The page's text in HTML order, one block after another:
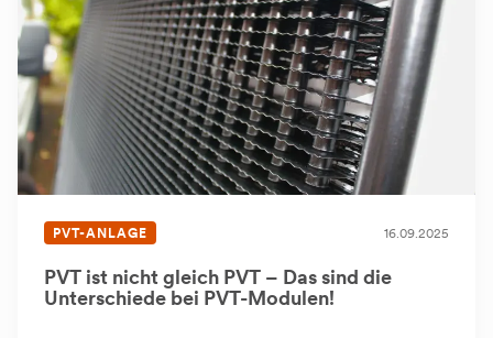
PVT-ANLAGE 16.09.2025
PVT ist nicht gleich PVT – Das sind die
Unterschiede bei PVT-Modulen!